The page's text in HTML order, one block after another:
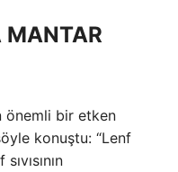
MANTAR
önemli bir etken
konuştu: “Lenf